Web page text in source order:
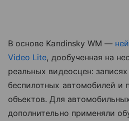
В основе Kandinsky WM —
Video Lite, дообученная на
реальных видеосцен:
беспилотных автомобилей и
объектов. Для
дополнительно применяли